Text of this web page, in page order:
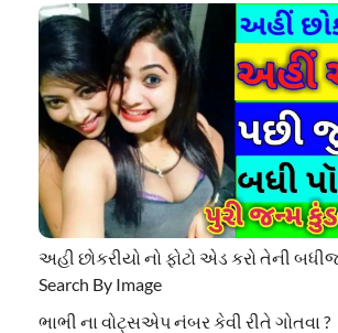
અહી છોકરીયો નો ફોટો એડ કરો તેની
Search By Image
ભાભી ના વોટ્સએપ નંબર કેવી રીતે ગોતવા ?